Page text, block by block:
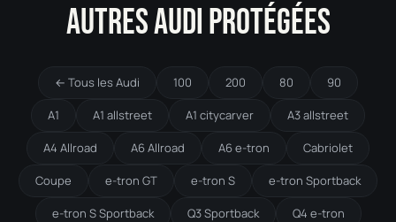
AUTRES AUDI PROTÉGÉES
← Tous les Audi 100 200 80 90
A1 A1 allstreet A1 citycarver A3 allstreet
A4 Allroad A6 Allroad A6 e-tron Cabriolet
Coupe e-tron GT e-tron S e-tron Sportback
e-tron S Sportback Q3 Sportback Q4 e-tron